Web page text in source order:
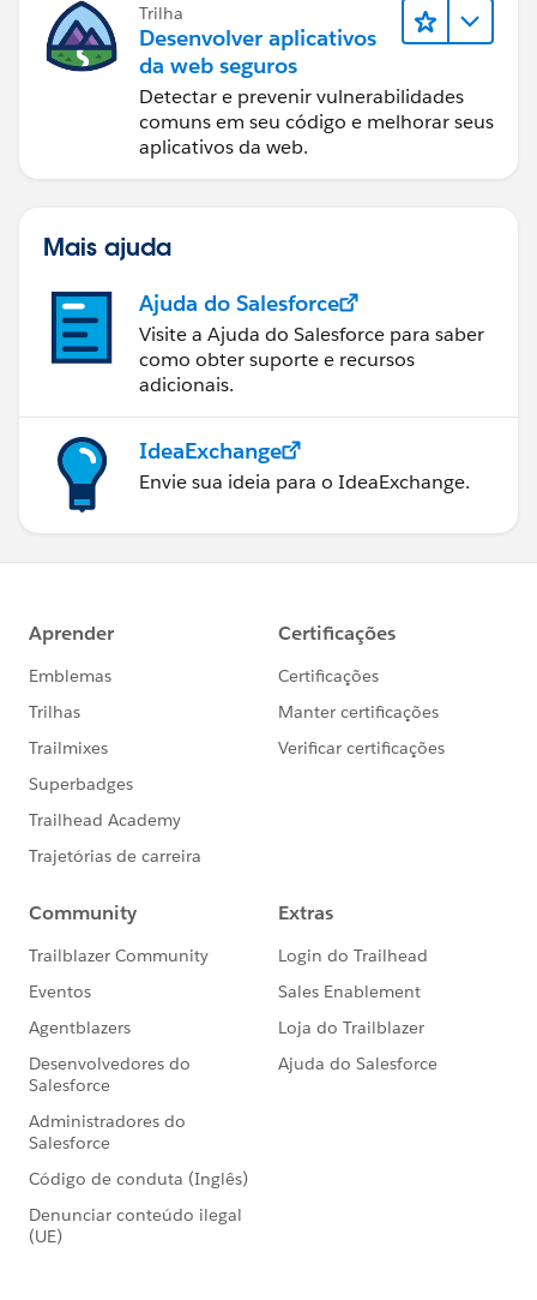
Trilha
Desenvolver aplicativos
da web seguros
Detectar e prevenir vulnerabilidades
comuns em seu código e melhorar seus
aplicativos da web.
Mais ajuda
Ajuda do Salesforce
Visite a Ajuda do Salesforce para saber
como obter suporte e recursos
adicionais.
IdeaExchange
Envie sua ideia para o IdeaExchange.